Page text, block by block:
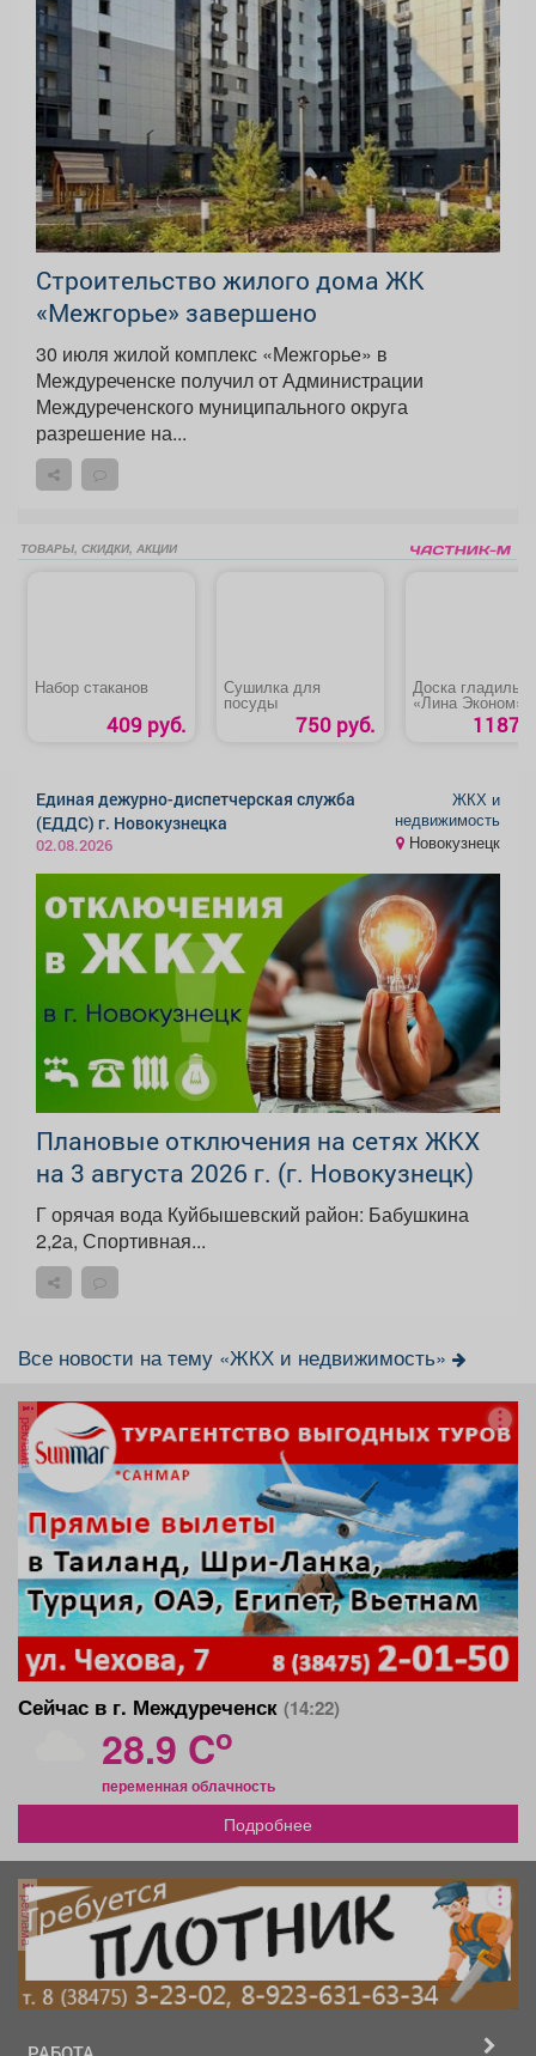
Строительство жилого дома ЖК
«Межгорье» завершено
30 июля жилой комплекс «Межгорье» в
Междуреченске получил от Администрации
Междуреченского муниципального округа
разрешение на...
ТОВАРЫ, СКИДКИ, АКЦИИ
Набор стаканов
409 руб.
Сушилка для
посуды
750 руб.
Доска
«Лина Эконом»
1187
Единая дежурно-диспетчерская служба
(ЕДДС) г. Новокузнецка
02.08.2026
ЖКХ и
недвижимость
Новокузнецк
Плановые отключения на сетях ЖКХ
на 3 августа 2026 г. (г. Новокузнецк)
Г орячая вода Куйбышевский район: Бабушкина
2,2а, Спортивная...
Все новости на тему «ЖКХ и недвижимость»
реклама
Сейчас в г. Междуреченск (14:22)
28.9 Co
переменная облачность
Подробнее
реклама